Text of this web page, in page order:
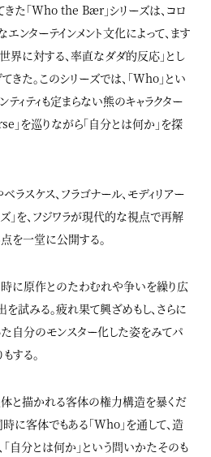
た「Who the Bær」シリーズは、コロ
ンターテインメント文化によって、ます
界に対する、率直なダダ的反応」とし
きた。このシリーズでは、「Who」とい
ティティも定まらない熊のキャラクター
」を巡りながら「自分とは何か」を探
ラスケス、フラゴナール、モディリアー
」を、フジワラが現代的な視点で再解
を一堂に公開する。
時に原作とのたわむれや争いを繰り広
を試みる。疲れ果て興ざめもし、さらに
自分のモンスター化した姿をみてパ
する。
体と描かれる客体の権力構造を暴くだ
に客体でもある「Who」を通して、造
自分とは何か」という問いかたそのも